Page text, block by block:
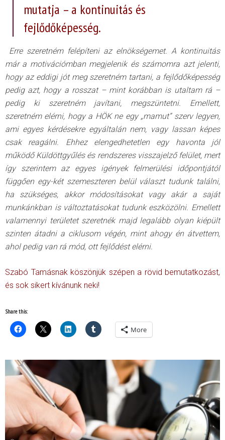
mutatja – a kontinuitás és
fejlődőképesség.
Erre szeretném felépíteni az elnökségemet. A kontinuitás
már a motivációmban megjelenik és számomra azt jelenti,
hogy az eddigi jót meg szeretném tartani, a fejlődőképesség
pedig azt, hogy a rosszat – mint korábban is utaltam rá –
pedig ki szeretném javítani, megszüntetni. Emellett,
szeretném elérni, hogy a HÖK ne egy „mamut” szerv legyen,
ami egyes kérdésekre egyáltalán nem, vagy lassan képes
csak reagálni. Ehhez elengedhetetlen egy havonta jól
működő Küldöttgyűlés és rendszeres visszajelző felület, mert
így szerintem az egyes igények felmerülési időpontjától
függően egy-két szemeszteren belül választ tudunk találni,
ha szükséges, akkor módosításokat vagy akár a saját
munkánkban is változtatásokat tudunk eszközölni. Emellett
valamennyi területet szeretnék majd legalább olyan kiépült
szinten átadni a ciklusom végén, mint ahogy én átvettem,
ahol pedig van rá mód, ott fejlődést elérni.
Szabó Tamásnak köszönjük szépen a rövid bemutatkozást,
és sok sikert kívánunk neki!
Share this:
More